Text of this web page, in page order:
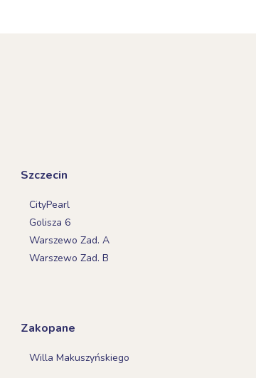
Szczecin
CityPearl
Golisza 6
Warszewo Zad. A
Warszewo Zad. B
Zakopane
Willa Makuszyńskiego